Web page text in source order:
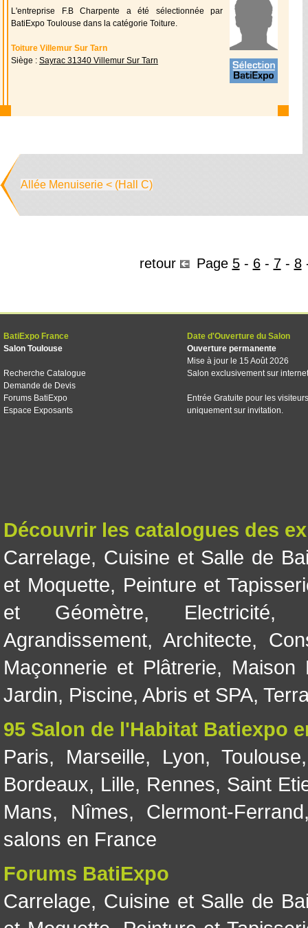
L'entreprise F.B Charpente a été sélectionnée par
BatiExpo Toulouse dans la catégorie Toiture.
Toiture Villemur Sur Tarn
Siège : Sayrac 31340 Villemur Sur Tarn
Allée Menuiserie < (Hall C)
retour Page 5- 6- 7- 8
BatiExpo France
Salon Toulouse
Recherche Catalogue
Demande de Devis
Forums BatiExpo
Espace Exposants
Date d'Ouverture du Salon
Ouverture permanente
Mise à jour le 15 Août 2026
Salon exclusivement sur internet
Entrée Gratuite pour les visiteurs
uniquement sur invitation.
Découvrir les catalogues des
Carrelage, Cuisine et Salle de
et Moquette, Peinture et
et Géomètre, Electricité
Agrandissement, Architecte,
Maçonnerie et Plâtrerie, Maison
Jardin, Piscine, Abris et SPA,
95 Salon de l'Habitat Batiexpo
Paris, Marseille, Lyon, Toulouse
Bordeaux, Lille, Rennes, Saint
Mans, Nîmes, Clermont-Ferrand
salons en France
Forums BatiExpo
Carrelage, Cuisine et Salle de